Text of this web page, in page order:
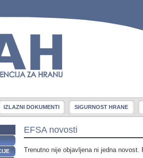
IZLAZNI DOKUMENTI SIGURNOST HRANE
EFSA novosti
Trenutno nije objavljena ni jedna